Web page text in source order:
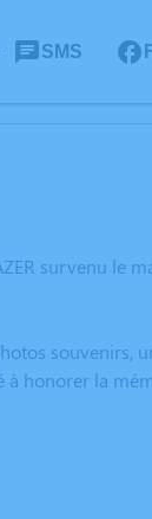
SMS
survenu le
souvenirs,
honorer la